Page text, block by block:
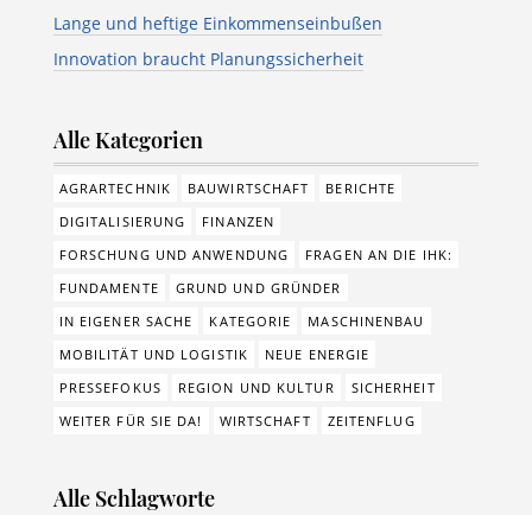
Lange und heftige Einkommenseinbußen
Innovation braucht Planungssicherheit
Alle Kategorien
AGRARTECHNIK BAUWIRTSCHAFT
BERICHTE
DIGITALISIERUNG
FINANZEN
FORSCHUNG UND ANWENDUNG
FRAGEN AN DIE IHK:
FUNDAMENTE
GRUND UND GRÜNDER
IN EIGENER SACHE
KATEGORIE
MASCHINENBAU
MOBILITÄT UND LOGISTIK
NEUE ENERGIE
PRESSEFOKUS
REGION UND KULTUR
SICHERHEIT
WEITER FÜR SIE DA!
WIRTSCHAFT ZEITENFLUG
Alle Schlagworte